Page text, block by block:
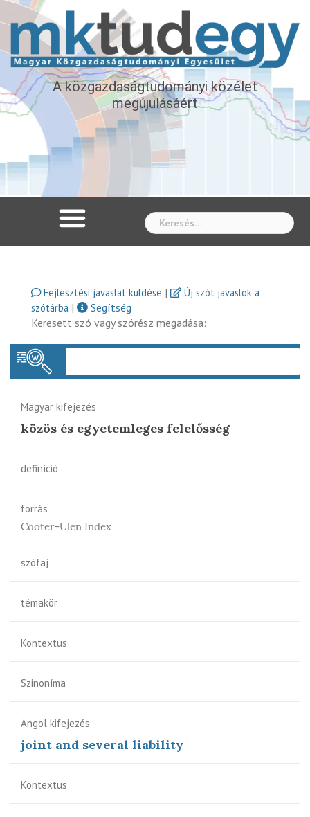
A közgazdaságtudományi közélet
megújulásáért
Fejlesztési javaslat küldése |
Új szót javaslok a
szótárba |
Segítség
Keresett szó vagy szórész megadása:
Magyar kifejezés
közös és egyetemleges felelősség
definíció
forrás
Cooter-Ulen Index
szófaj
témakör
Kontextus
Szinoníma
Angol kifejezés
joint and several liability
Kontextus